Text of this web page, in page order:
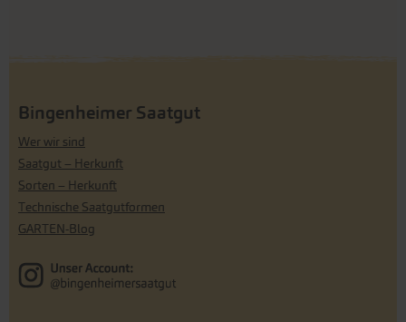
Bingenheimer Saatgut
Wer wir sind
Saatgut – Herkunft
Sorten – Herkunft
Technische Saatgutformen
GARTEN-Blog